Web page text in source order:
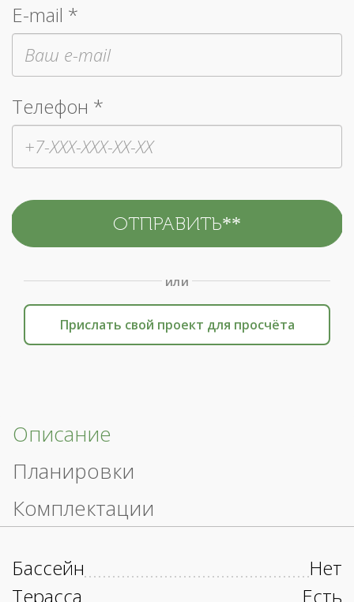
E-mail *
Телефон *
или
Прислать свой проект для просчёта
Описание
Планировки
Комплектации
Бассейн
Нет
Терасса
Есть